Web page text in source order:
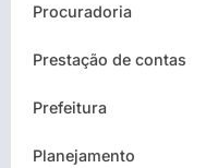
Procuradoria
Prestação de contas
Prefeitura
Planejamento